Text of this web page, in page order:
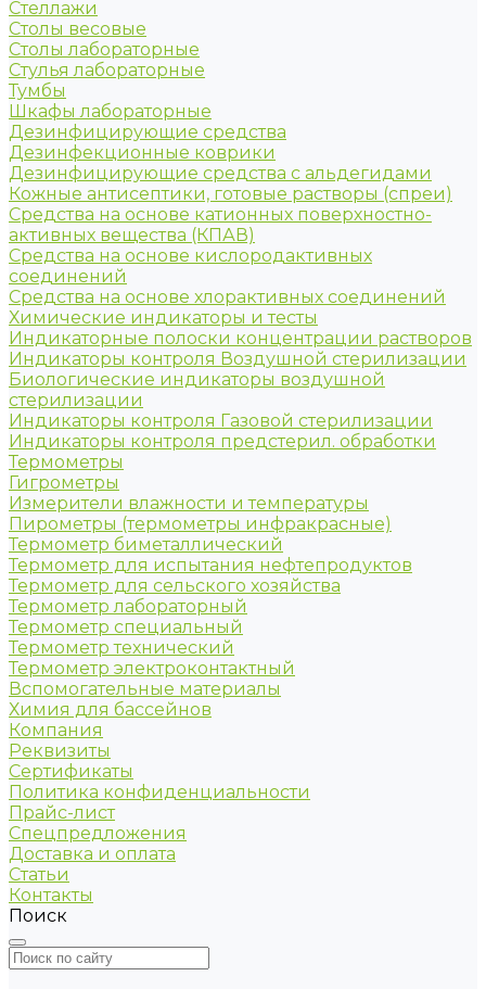
Стеллажи
Столы весовые
Столы лабораторные
Стулья лабораторные
Тумбы
Шкафы лабораторные
Дезинфицирующие средства
Дезинфекционные коврики
Дезинфицирующие средства с альдегидами
Кожные антисептики, готовые растворы (спреи)
Средства на основе катионных поверхностно-
активных вещества (КПАВ)
Средства на основе кислородактивных
соединений
Средства на основе хлорактивных соединений
Химические индикаторы и тесты
Индикаторные полоски концентрации растворов
Индикаторы контроля Воздушной стерилизации
Биологические индикаторы воздушной
стерилизации
Индикаторы контроля Газовой стерилизации
Индикаторы контроля предстерил. обработки
Термометры
Гигрометры
Измерители влажности и температуры
Пирометры (термометры инфракрасные)
Термометр биметаллический
Термометр для испытания нефтепродуктов
Термометр для сельского хозяйства
Термометр лабораторный
Термометр специальный
Термометр технический
Термометр электроконтактный
Вспомогательные материалы
Химия для бассейнов
Компания
Реквизиты
Сертификаты
Политика конфиденциальности
Прайс-лист
Спецпредложения
Доставка и оплата
Статьи
Контакты
Поиск